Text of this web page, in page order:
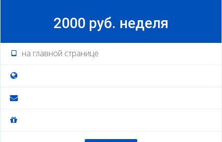
2000 руб. неделя
на главной странице